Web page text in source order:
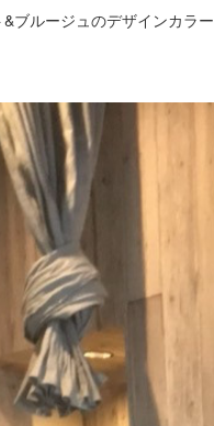
ブルージュのデザインカラー